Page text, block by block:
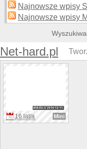
Najnowsze wpisy
Najnowsze wpisy
Net-hard.pl
16 lat/a Mini